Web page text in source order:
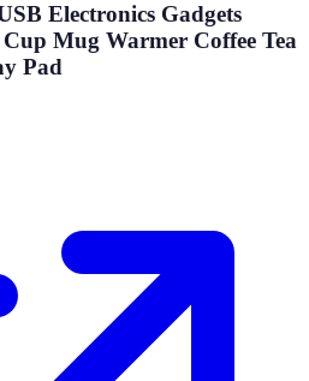
Electronics Gadgets
Mug Warmer Coffee Tea
Pad